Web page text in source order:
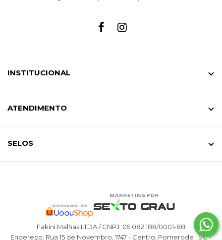
INSTITUCIONAL
ATENDIMENTO
SELOS
Fakini Malhas LTDA / CNPJ: 05.082.188/0001-88
Endereço: Rua 15 de Novembro, 1747 - Centro, Pomerode | SC -